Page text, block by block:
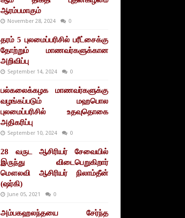
ஆரம்பமாகும்
November 28, 2024 0
தரம் 5 புலமைப்பரிசில் பரீட்சைக்கு
தோற்றும் மாணவர்களுக்கான
அறிவிப்பு
September 14, 2024 0
பல்கலைக்கழக மாணவர்களுக்கு
வழங்கப்படும் மஹபொல
புலமைப்பரிசில் உதவுதொகை
அதிகரிப்பு
September 10, 2024 0
28 வருட ஆசிரியர் சேவையில்
இருந்து விடைபெறுகிறார்
மௌலவி ஆசிரியர் நிலாம்தீன்
(ஷர்கி)
June 05, 2021 0
அம்பகஹலந்தயை சேர்ந்த